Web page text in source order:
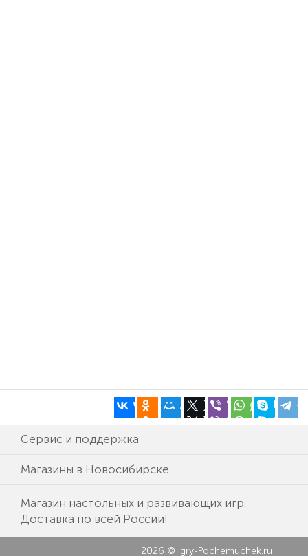
Сервис и поддержка
Магазины в Новосибирске
Магазин настольных и развивающих игр.
Доставка по всей России!
2026 © Igry-Pochemuchek.ru